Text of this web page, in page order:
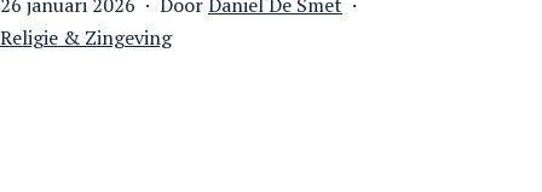
op
Gecategoriseerd
Religie & Zingeving